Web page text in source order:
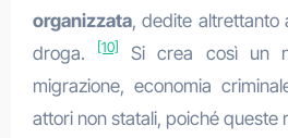
organizzata, dedite altrettanto
droga.
[10]
Si crea così un
migrazione, economia
attori non statali, poiché queste